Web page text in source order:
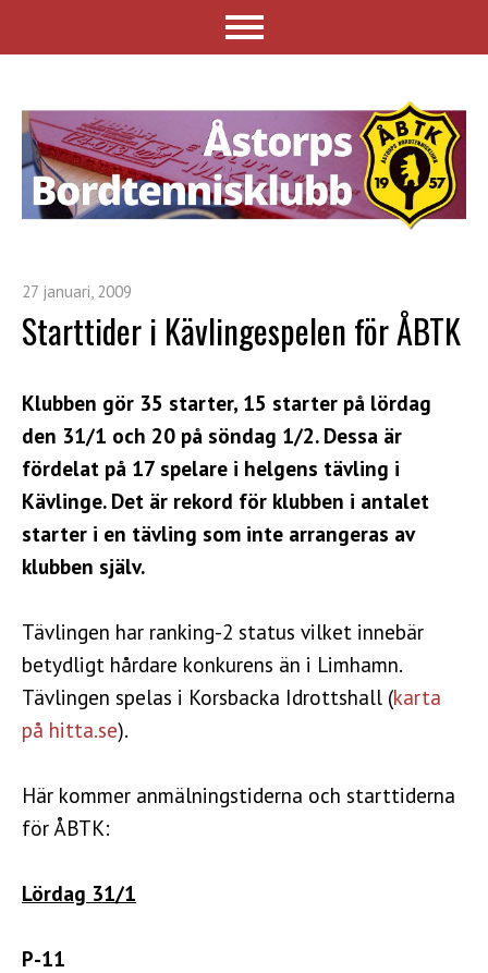
27 januari, 2009
Starttider i Kävlingespelen för ÅBTK
Klubben gör 35 starter, 15 starter på lördag
den 31/1 och 20 på söndag 1/2. Dessa är
fördelat på 17 spelare i helgens tävling i
Kävlinge. Det är rekord för klubben i antalet
starter i en tävling som inte arrangeras av
klubben själv.
Tävlingen har ranking-2 status vilket innebär
betydligt hårdare konkurens än i Limhamn.
Tävlingen spelas i Korsbacka Idrottshall (karta
på hitta.se).
Här kommer anmälningstiderna och starttiderna
för ÅBTK:
Lördag 31/1
P-11